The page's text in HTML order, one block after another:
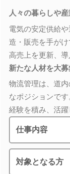
人々の暮らしや
電気の安定供給
造・販売を手が
高売上を更新、導
新たな人材を大募
物流管理は、道
なポジションで
経験を積み、活躍
仕事内容
対象となる方